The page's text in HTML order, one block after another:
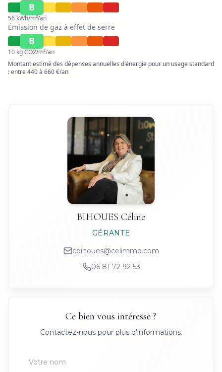
B
56 kWh/m²/an
Émission de gaz à effet de serre
B
10 kg CO2/m²/an
Montant estimé des dépenses annuelles d'énergie pour un usage standard
:entre440à 660€/an
BIHOUES Céline
GÉRANTE
cbihoues@celimmo.com
06 81 72 92 53
Ce bien vous intéresse ?
Contactez-nous pour plus d'informations.